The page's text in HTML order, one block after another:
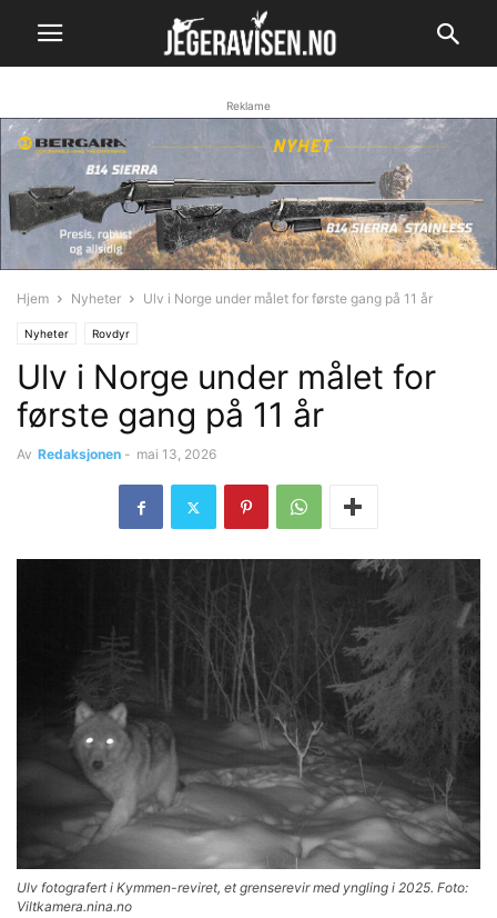
Reklame
Hjem Nyheter Ulv i Norge under målet for første gang på 11 år
Nyheter Rovdyr
Ulv i Norge under målet for
første gang på 11 år
Av Redaksjonen - mai 13, 2026
Ulv fotografert i Kymmen-reviret, et grenserevir med yngling i 2025. Foto:
Viltkamera.nina.no